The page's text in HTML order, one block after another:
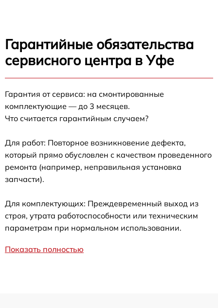
Гарантийные обязательства
сервисного центра в Уфе
Гарантия от сервиса: на смонтированные
комплектующие — до 3 месяцев.
Что считается гарантийным случаем?
Для работ: Повторное возникновение дефекта,
который прямо обусловлен с качеством проведенного
ремонта (например, неправильная установка
запчасти).
Для комплектующих: Преждевременный выход из
строя, утрата работоспособности или техническим
параметрам при нормальном использовании.
Показать полностью